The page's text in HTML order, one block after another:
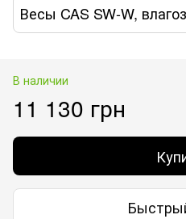
Весы CAS SW-W,
В наличии
11 130 грн